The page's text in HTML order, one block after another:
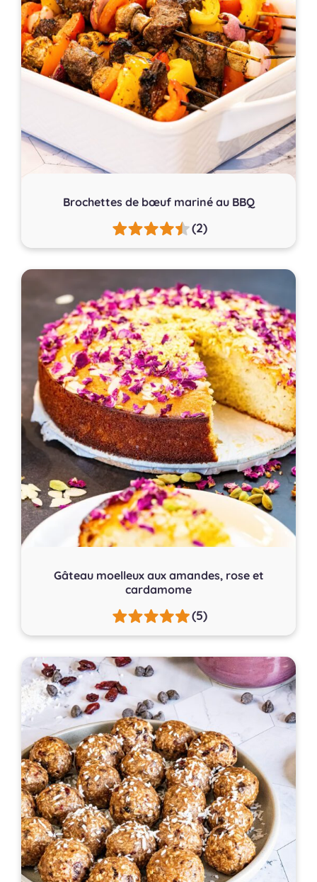
Brochettes de bœuf mariné au BBQ
(2)
Gâteau moelleux aux amandes, rose et
cardamome
(5)